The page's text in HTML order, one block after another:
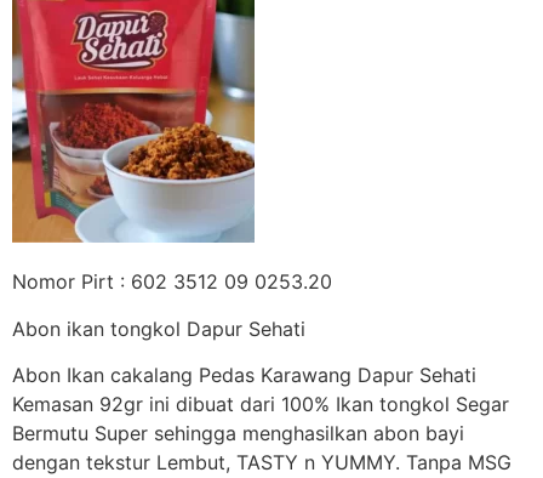
Nomor Pirt : 602 3512 09 0253.20
Abon ikan tongkol Dapur Sehati
Abon Ikan cakalang Pedas Karawang Dapur Sehati
Kemasan 92gr ini dibuat dari 100% Ikan tongkol Segar
Bermutu Super sehingga menghasilkan abon bayi
dengan tekstur Lembut, TASTY n YUMMY. Tanpa MSG